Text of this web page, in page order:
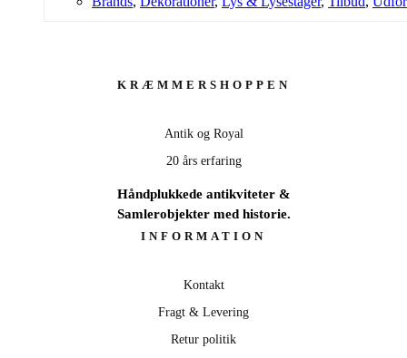
pris
pris
KRÆMMERSHOPPEN
Antik og Royal
20 års erfaring
Håndplukkede antikviteter &
Samlerobjekter med historie.
INFORMATION
Kontakt
Fragt & Levering
Retur politik